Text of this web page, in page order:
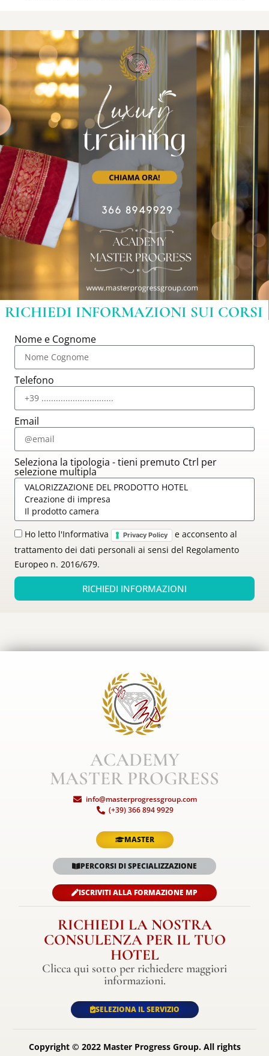
RICHIEDI INFORMAZIONI SUI CORSI
Nome e Cognome
Telefono
Email
Seleziona la tipologia - tieni premuto Ctrl per
selezione multipla
Ho letto l'Informativa Privacy Policy
e acconsento al
trattamento dei dati personali ai sensi del Regolamento
Europeo n. 2016/679.
RICHIEDI INFORMAZIONI
ACADEMY
MASTER PROGRESS
info@masterprogressgroup.com
(+39) 366 894 9929
MASTER
PERCORSI DI SPECIALIZZAZIONE
ISCRIVITI ALLA FORMAZIONE MP
RICHIEDI LA NOSTRA
CONSULENZA PER IL TUO
HOTEL
Clicca qui sotto per richiedere maggiori
informazioni.
SELEZIONA IL SERVIZIO
Copyright © 2022 Master Progress Group. All rights